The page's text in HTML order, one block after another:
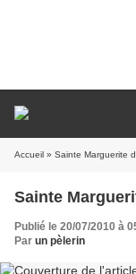
Accueil » Sainte Marguerite
Sainte
Publié le 20/07/2010 à
Par un pèlerin